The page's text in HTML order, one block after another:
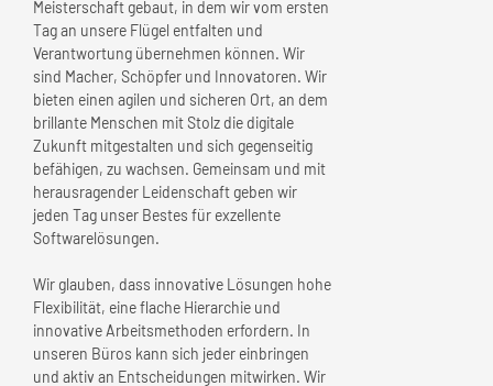
Meisterschaft gebaut, in dem wir vom ersten
Tag an unsere Flügel entfalten und
Verantwortung übernehmen können. Wir
sind Macher, Schöpfer und Innovatoren. Wir
bieten einen agilen und sicheren Ort, an dem
brillante Menschen mit Stolz die digitale
Zukunft mitgestalten und sich gegenseitig
befähigen, zu wachsen. Gemeinsam und mit
herausragender Leidenschaft geben wir
jeden Tag unser Bestes für exzellente
Softwarelösungen.
Wir glauben, dass innovative Lösungen hohe
Flexibilität, eine flache Hierarchie und
innovative Arbeitsmethoden erfordern. In
unseren Büros kann sich jeder einbringen
und aktiv an Entscheidungen mitwirken. Wir